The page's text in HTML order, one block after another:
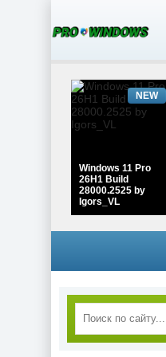
Windows 11 Pro
26H1 Build
28000.2525 by
Igors_VL
NEW